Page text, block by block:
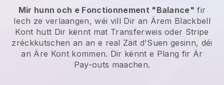
Mir hunn och e Fonctionnement "Balance" fir
Iech ze verlaangen, wéi vill Dir an Ärem Blackbell
Kont hutt Dir kënnt mat Transferweis oder Stripe
zréckkutschen an an e real Zäit d'Suen gesinn, déi
an Äre Kont kommen. Dir kënnt e Plang fir Är
Pay-outs maachen.